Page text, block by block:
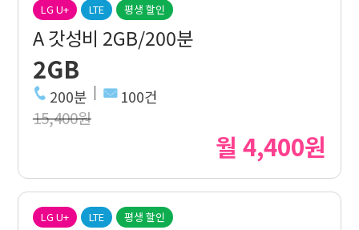
LG U+ LTE 평생 할인
A 갓성비 2GB/200분
2GB
200분 100건
15,400원
월 4,400원
LG U+ LTE 평생 할인